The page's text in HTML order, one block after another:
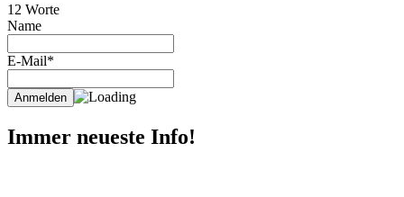
12 Worte
Name
E-Mail*
Immer neueste Info!